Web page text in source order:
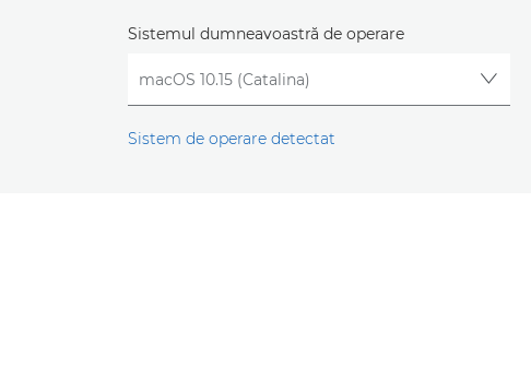
Sistemul dumneavoastră de operare
Sistem de operare detectat